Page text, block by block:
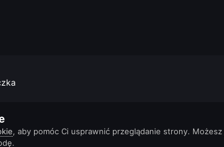
, aby pomóc Ci usprawnić przeglądanie strony. Możesz